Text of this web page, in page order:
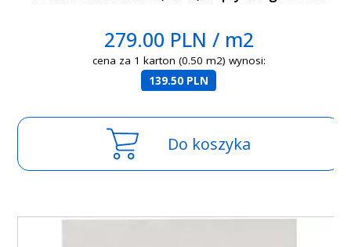
279.00 PLN / m2
cena za 1 karton (0.50 m2) wynosi:
139.50 PLN
Do koszyka